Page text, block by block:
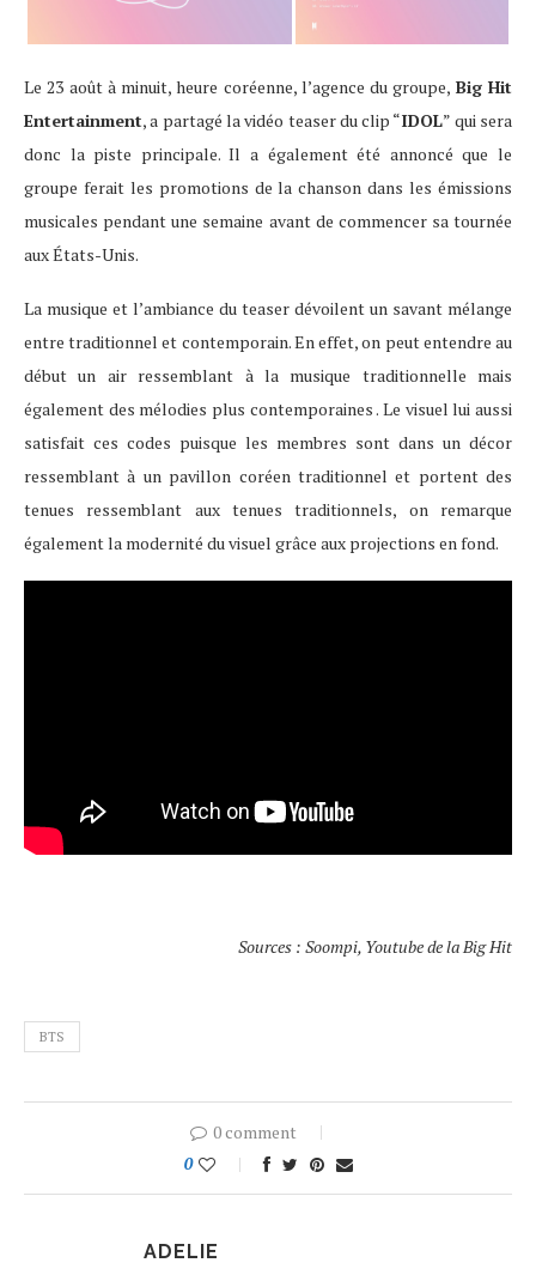
Le 23 août à minuit, heure coréenne, l’agence du groupe, Big Hit
Entertainment, a partagé la vidéo teaser du clip “IDOL” qui sera
donc la piste principale. Il a également été annoncé que le
groupe ferait les promotions de la chanson dans les émissions
musicales pendant une semaine avant de commencer sa tournée
aux États-Unis.
La musique et l’ambiance du teaser dévoilent un savant mélange
entre traditionnel et contemporain. En effet, on peut entendre au
début un air ressemblant à la musique traditionnelle mais
également des mélodies plus contemporaines . Le visuel lui aussi
satisfait ces codes puisque les membres sont dans un décor
ressemblant à un pavillon coréen traditionnel et portent des
tenues ressemblant aux tenues traditionnels, on remarque
également la modernité du visuel grâce aux projections en fond.
Sources : Soompi, Youtube de la Big Hit
BTS
0 comment
0
ADELIE